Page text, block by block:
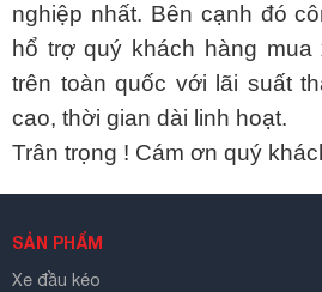
nghiệp nhất. Bên cạnh đó
hổ trợ quý khách hàng
trên toàn quốc với lãi suất
cao, thời gian dài linh hoạt.
Trân trọng ! Cám ơn quý
SẢN PHẨM
Xe đầu kéo